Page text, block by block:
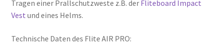
Tragen einer Prallschutzweste z.B. der Fliteboard Impact
Vest und eines Helms.
Technische Daten des Flite AIR PRO: